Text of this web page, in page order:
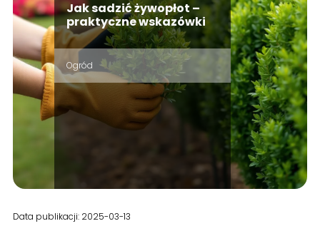
Jak sadzić żywopłot –
praktyczne wskazówki
Ogród
Data publikacji: 2025-03-13